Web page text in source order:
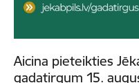
Aicina pieteikties
gadatirgum 15.